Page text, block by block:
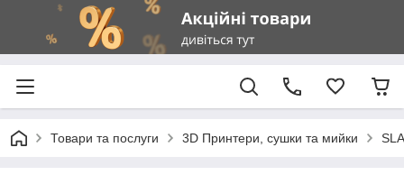
Товари та послуги 3D Принтери, сушки та мийки